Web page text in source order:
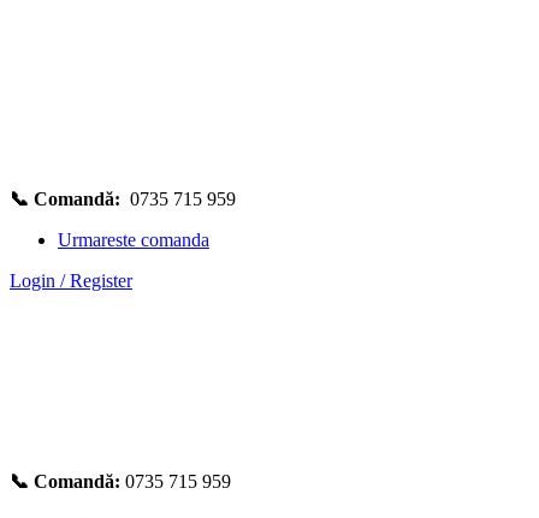
📞 Comandă: 0735 715 959
Urmareste comanda
Login / Register
📞 Comandă: 0735 715 959